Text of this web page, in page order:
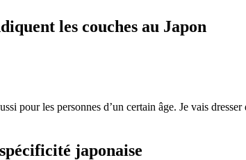
les couches au Japon
pour les personnes d’un certain âge. Je vais
japonaise